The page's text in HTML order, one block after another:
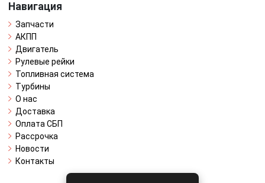
Навигация
Запчасти
АКПП
Двигатель
Рулевые рейки
Топливная система
Турбины
О нас
Доставка
Оплата СБП
Рассрочка
Новости
Контакты